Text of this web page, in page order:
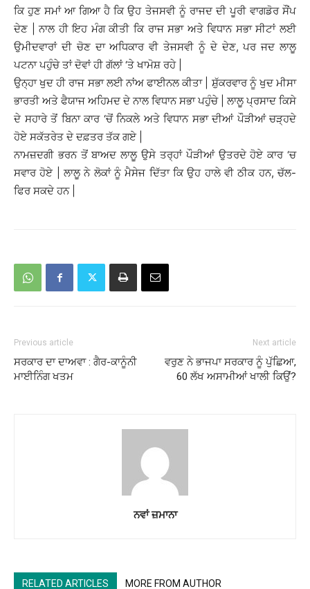
ਕਿ ਹੁਣ ਸਮਾਂ ਆ ਗਿਆ ਹੈ ਕਿ ਉਹ ਤੇਜਸਵੀ ਨੂੰ ਰਾਜਦ ਦੀ ਪੂਰੀ ਵਾਗਡੋਰ ਸੌਂਪ
ਦੇਣ | ਨਾਲ ਹੀ ਇਹ ਮੰਗ ਕੀਤੀ ਕਿ ਰਾਜ ਸਭਾ ਅਤੇ ਵਿਧਾਨ ਸਭਾ ਸੀਟਾਂ ਲਈ
ਉਮੀਦਵਾਰਾਂ ਦੀ ਚੋਣ ਦਾ ਅਧਿਕਾਰ ਵੀ ਤੇਜਸਵੀ ਨੂੰ ਦੇ ਦੇਣ, ਪਰ ਜਦ ਲਾਲੂ
ਪਟਨਾ ਪਹੁੰਚੇ ਤਾਂ ਦੋਵਾਂ ਹੀ ਗੱਲਾਂ ‘ਤੇ ਖਾਮੋਸ਼ ਰਹੇ |
ਉਨ੍ਹਾ ਖੁਦ ਹੀ ਰਾਜ ਸਭਾ ਲਈ ਨਾਂਅ ਫਾਈਨਲ ਕੀਤਾ | ਸ਼ੁੱਕਰਵਾਰ ਨੂੰ ਖੁਦ ਮੀਸਾ
ਭਾਰਤੀ ਅਤੇ ਫੈਯਾਜ ਅਹਿਮਦ ਦੇ ਨਾਲ ਵਿਧਾਨ ਸਭਾ ਪਹੁੰਚੇ | ਲਾਲੂ ਪ੍ਰਸਾਦ ਕਿਸੇ
ਦੇ ਸਹਾਰੇ ਤੋਂ ਬਿਨਾ ਕਾਰ ‘ਚੋਂ ਨਿਕਲੇ ਅਤੇ ਵਿਧਾਨ ਸਭਾ ਦੀਆਂ ਪੌੜੀਆਂ ਚੜ੍ਹਦੇ
ਹੋਏ ਸਕੱਤਰੇਤ ਦੇ ਦਫ਼ਤਰ ਤੱਕ ਗਏ |
ਨਾਮਜ਼ਦਗੀ ਭਰਨ ਤੋਂ ਬਾਅਦ ਲਾਲੂ ਉਸੇ ਤਰ੍ਹਾਂ ਪੌੜੀਆਂ ਉਤਰਦੇ ਹੋਏ ਕਾਰ ‘ਚ
ਸਵਾਰ ਹੋਏ | ਲਾਲੂ ਨੇ ਲੋਕਾਂ ਨੂੰ ਮੈਸੇਜ ਦਿੱਤਾ ਕਿ ਉਹ ਹਾਲੇ ਵੀ ਠੀਕ ਹਨ, ਚੱਲ-
ਫਿਰ ਸਕਦੇ ਹਨ |
Previous article
ਸਰਕਾਰ ਦਾ ਦਾਅਵਾ : ਗੈਰ-ਕਾਨੂੰਨੀ
ਮਾਈਨਿੰਗ ਖਤਮ
Next article
ਵਰੁਣ ਨੇ ਭਾਜਪਾ ਸਰਕਾਰ ਨੂੰ ਪੁੱਛਿਆ,
60 ਲੱਖ ਅਸਾਮੀਆਂ ਖਾਲੀ ਕਿਉਂ?
ਨਵਾਂ ਜ਼ਮਾਨਾ
RELATED ARTICLES MORE FROM AUTHOR